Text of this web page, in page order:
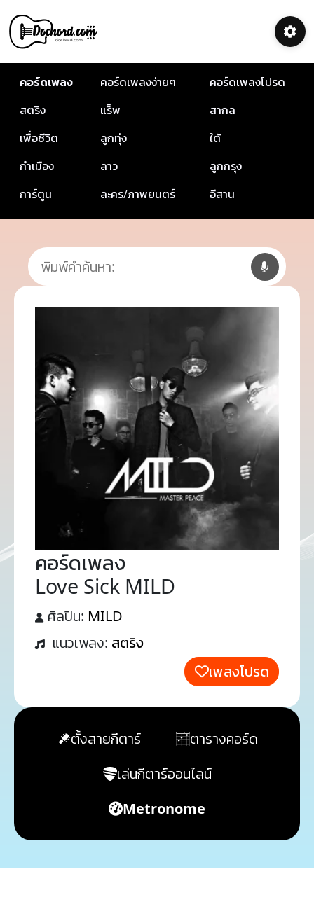
คอร์ดเพลง คอร์ดเพลงง่ายๆ
คอร์ดเพลงโปรด
สตริง
แร็พ
สากล
เพื่อชีวิต
ลูกทุ่ง
ใต้
กำเมือง
ลาว
ลูกกรุง
การ์ตูน
ละคร/ภาพยนตร์ อีสาน
คอร์ดเพลง
Love Sick MILD
ศิลปิน: MILD
แนวเพลง: สตริง
เพลงโปรด
ตั้งสายกีตาร์
ตารางคอร์ด
เล่นกีตาร์ออนไลน์
Metronome